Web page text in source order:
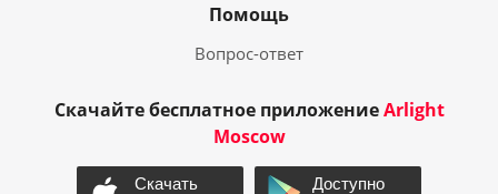
Помощь
Вопрос-ответ
Скачайте бесплатное приложениеArlight
Moscow